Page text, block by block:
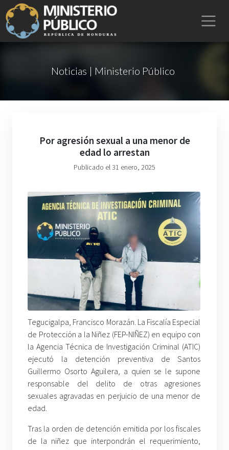
Noticias | Ministerio Público
Por agresión sexual a una menor de
edad lo arrestan
Publicado el 31 enero, 2025
Tegucigalpa, Francisco Morazán. La Fiscalía Especial
de Protección a la Niñez (FEP-NIÑEZ) en equipo con
la Agencia Técnica de Investigación Criminal (ATIC)
ejecutó la detención preventiva de Santos
Guillermo Osorto Aguilera, a quien se le supone
responsable del delito de otras agresiones
sexuales agravadas en perjuicio de una menor de
edad.
Tras la orden de detención emitida por los fiscales
de la niñez que interpondrán el requerimiento,